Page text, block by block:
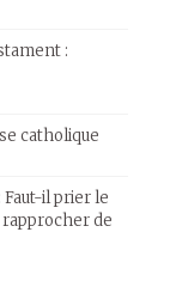
:
catholique
il prier le
de